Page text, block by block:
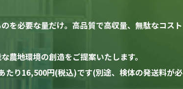
を必要な量だけ。高品質で高収量、無駄なコスト
農地環境の創造をご提案いたします。
たり16,500円(税込)です(別途、検体の発送料が必